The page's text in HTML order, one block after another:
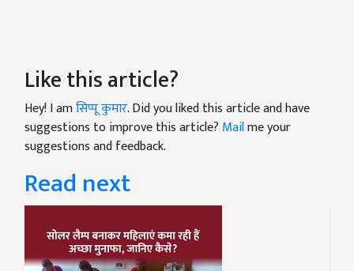
Like this article?
Hey! I amसिप्पू कुमार. Did you liked this article and have
suggestions to improve this article? Mailme your
suggestions and feedback.
Read next